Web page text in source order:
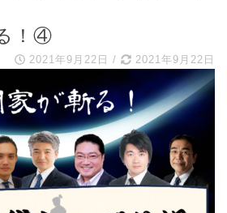
！④
2021年9月22日 / 2021年9月22日